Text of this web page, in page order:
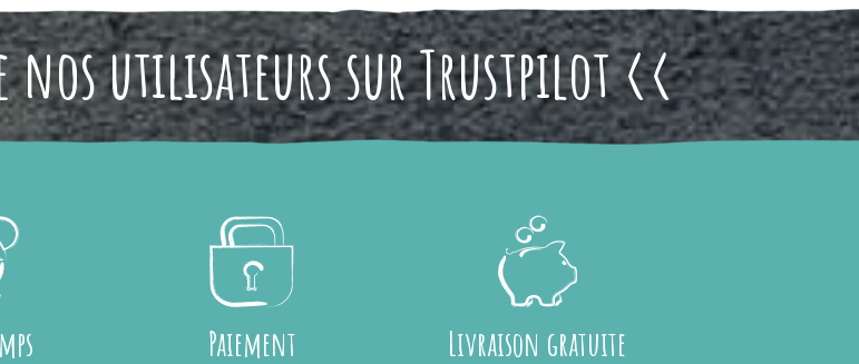
nos utilisateurs sur Trustpilot <<
Paiement
Livraison gratuite